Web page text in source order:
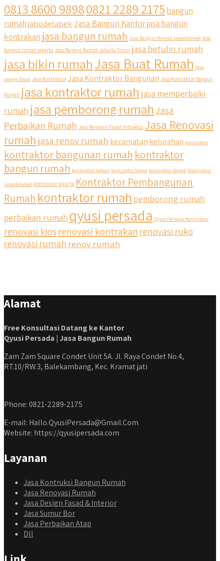
0813 8600 98980821 2289 2175 bangun
rumahjabodetabek Jasa Bangun Kantorjasa bangun
kontrakan jasa bangun rumah Jasa Bangun Rumah jabodetabek jasa
bangun rumah jakarta Jasa Bangun Rumah Jakarta Timur jasa betulin rumah
jasa bikin rumahJasa Buat Rumah jasa
design fasad Jasa Kontraktor Jasa Kontraktor Bangunan Jasa Kontraktor Bangun
Rumah jasa kontraktor rumah jasa memperbaiki
rumah jasa pemborong rumahJasa
Perbaikan Rumah Jasa Renovasi Fasad Indonesia Jasa Renovasi
rumah jasa renov rumah kecamatan kelurahan kontraktor
kontraktor bangunan rumah kontraktor
bangun rumah kontraktor bekasi kontraktor bogor kontraktor depok Kontraktor
Jabodetabek kontraktor jakarta Kontraktor Pembangunan
Rumah kontraktor rumah pemborong rumah
perbaikan rumah qyusi persada Qyusi Persada Kontraktor
renovasi kiosrenovasi kontrakanrenovasi ruko
renovasi rumah renov rumah
Alamat
Free Konsultasi Datang ke Kantor
Qyusi Persada | Jasa Bangun Rumah
Zam Zam Square Condet Unit 5A. Jl. Raya Condet No.4,
RT.10/RW.3, Balekambang, Kec. Kramat jati
Phone: 0821-2289-2175
E-mail: Hallo.QyusiPersada@Gmail.Com
Website: https://qyusipersada.com
Layanan
Jasa Kontruksi Bangun Rumah
Jasa Renovasi Rumah
Jasa Design Fasad & Interior
Jasa Sumur Bor
Jasa Perbaikan Atap
Dll